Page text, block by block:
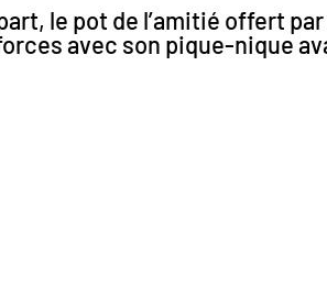
le pot de l’amitié offert
avec son pique-nique